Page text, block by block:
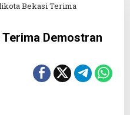
Bekasi Terima
Demostran